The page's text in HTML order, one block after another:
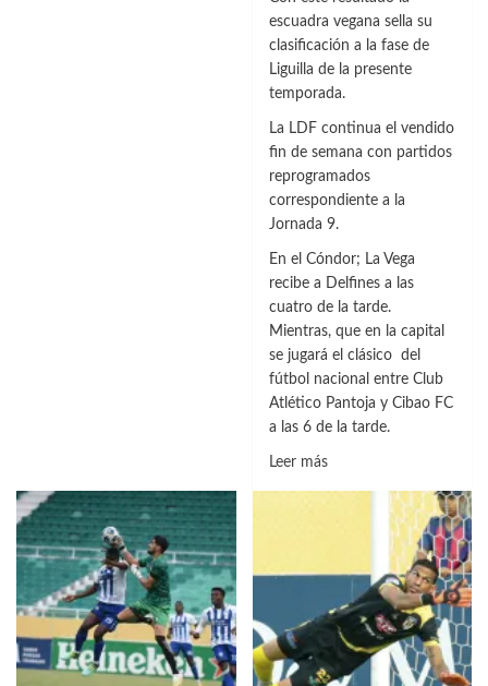
escuadra vegana sella su
clasificación a la fase de
Liguilla de la presente
temporada.
La LDF continua el vendido
fin de semana con partidos
reprogramados
correspondiente a la
Jornada 9.
En el Cóndor; La Vega
recibe a Delfines a las
cuatro de la tarde.
Mientras, que en la capital
se jugará el clásico del
fútbol nacional entre Club
Atlético Pantoja y Cibao FC
a las 6 de la tarde.
Leer másLeer
ganó
y
clasificó
la